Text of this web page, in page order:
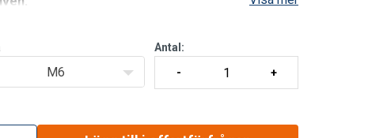
M6
Antal: